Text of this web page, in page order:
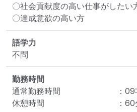
〇社会貢献度の高い仕事がしたい
〇達成意欲の高い方
語学力
不問
勤務時間
通常勤務時間
：
休憩時間
： 60